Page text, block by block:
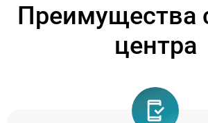
Преимущества
центра